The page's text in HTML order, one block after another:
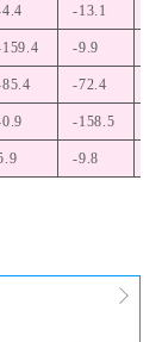
-13.1
-9.9
-72.4
-158.5
-9.8